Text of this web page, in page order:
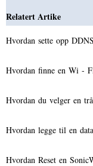
Relatert Artike
Hvordan sette opp
Hvordan finne en Wi -
Hvordan du velger en
Hvordan legge til en
Hvordan Reset en